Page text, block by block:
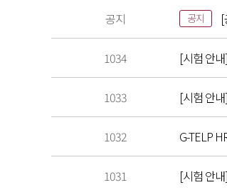
공지 공지 [
1034 [시험 안
1033 [시험 안
1032 G-TELP
1031 [시험 안